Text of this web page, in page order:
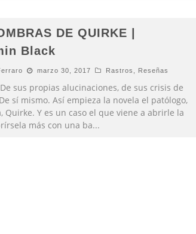
DE QUIRKE |
Black
marzo 30, 2017 Rastros Reseñas
sus propias alucinaciones, de sus crisis de
sí mismo. Así empieza la novela el patólogo,
Quirke. Y es un caso el que viene a abrirle la
más con una ba...